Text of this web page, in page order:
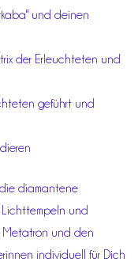
und deinen
der Erleuchteten und
geführt und
diamantene
und
Metatron und den
individuell für Dich